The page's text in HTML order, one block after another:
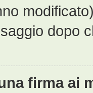
dopo
firma ai